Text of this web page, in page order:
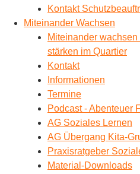
Kontakt
Miteinander Wachsen
Miteinander
stärken im Quartier
Kontakt
Informationen
Termine
Podcast - Abenteuer
AG Soziales Lernen
AG Übergang Kita-
Praxisratgeber
Material-Downloads